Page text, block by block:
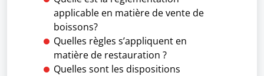
applicable en matière de vente de
boissons?
Quelles règles s’appliquent en
matière de restauration ?
Quelles sont les dispositions